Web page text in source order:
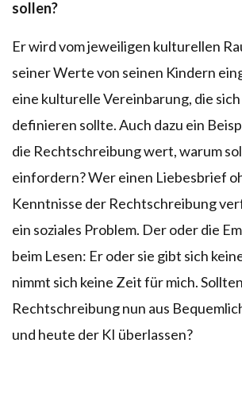
sollen?
Er wird vom jeweiligen kulturellen
seiner Werte von seinen Kindern
eine kulturelle Vereinbarung, die
definieren sollte. Auch dazu ein
die Rechtschreibung wert, warum
einfordern? Wer einen Liebesbrief
Kenntnisse der Rechtschreibung
ein soziales Problem. Der oder die
beim Lesen: Er oder sie gibt sich
nimmt sich keine Zeit für mich.
Rechtschreibung nun aus
und heute der KI überlassen?